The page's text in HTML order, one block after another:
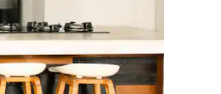
do teclado ou tocando e deslizando o dedo na tela.